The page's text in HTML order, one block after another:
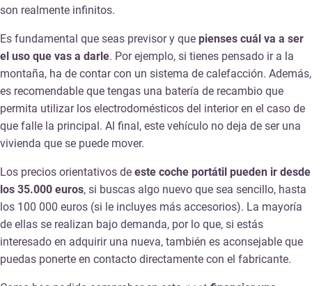
son realmente infinitos.
Es fundamental que seas previsor y que pienses cuál va a ser
el uso que vas a darle. Por ejemplo, si tienes pensado ir a la
montaña, ha de contar con un sistema de calefacción. Además,
es recomendable que tengas una batería de recambio que
permita utilizar los electrodomésticos del interior en el caso de
que falle la principal. Al final, este vehículo no deja de ser una
vivienda que se puede mover.
Los precios orientativos de este coche portátil pueden ir desde
los 35.000 euros, si buscas algo nuevo que sea sencillo, hasta
los 100 000 euros (si le incluyes más accesorios). La mayoría
de ellas se realizan bajo demanda, por lo que, si estás
interesado en adquirir una nueva, también es aconsejable que
puedas ponerte en contacto directamente con el fabricante.